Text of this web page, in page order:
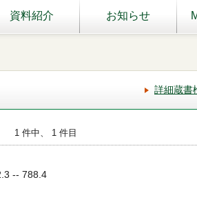
資料紹介 お知らせ
詳細蔵書
1 件中、 1 件目
-- 788.4